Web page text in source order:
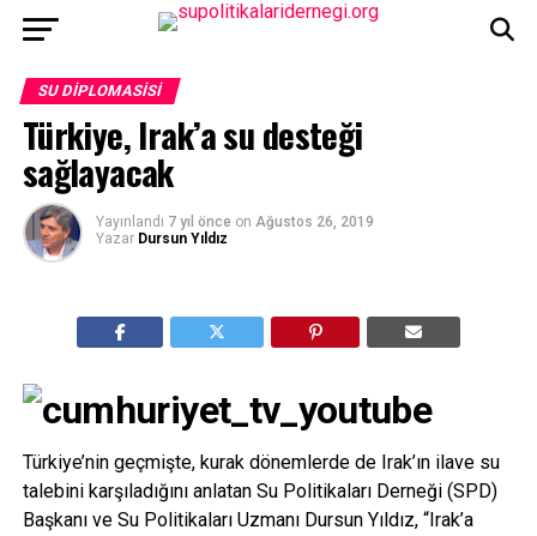
SU DIPLOMASISI
Türkiye, Irak’a su desteği
sağlayacak
Yayınlandı 7 yıl önce on Ağustos 26, 2019
Yazar Dursun Yıldız
Türkiye’nin geçmişte, kurak dönemlerde de Irak’ın ilave su
talebini karşıladığını anlatan Su Politikaları Derneği (SPD)
Başkanı ve Su Politikaları Uzmanı Dursun Yıldız, “Irak’a